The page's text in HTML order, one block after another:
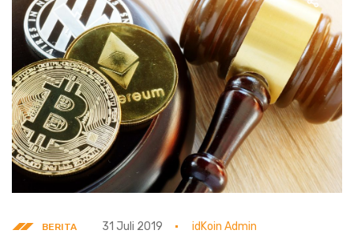
BERITA 31 Juli 2019 idKoin Admin